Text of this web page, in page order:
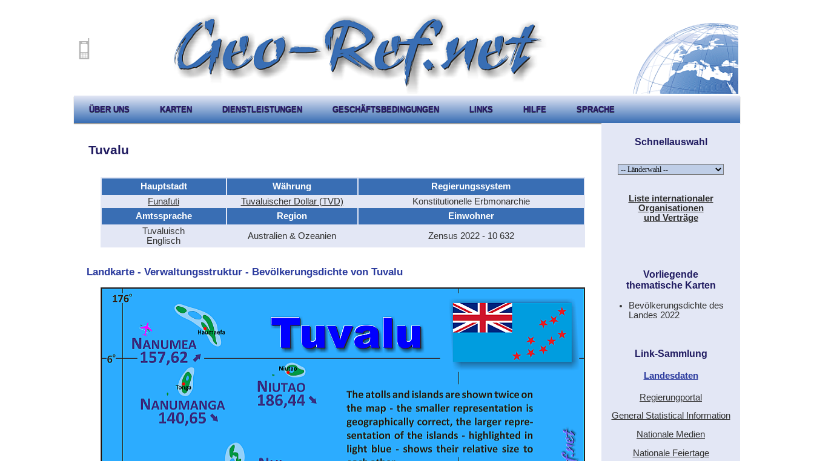
ÜBER UNS KARTEN DIENSTLEISTUNGEN GESCHÄFTSBEDINGUNGEN LINKS HILFE SPRACHE
Tuvalu
Hauptstadt Währung
Regierungssystem
Funafuti
Tuvaluischer Dollar (TVD)
Konstitutionelle Erbmonarchie
Amtssprache
Region
Einwohner
Tuvaluisch
Englisch
Australien & Ozeanien Zensus 2022 - 10 632
Landkarte - Verwaltungsstruktur - Bevölkerungsdichte von Tuvalu
Schnellauswahl
Liste internationaler
Organisationen
und Verträge
Vorliegende
thematische Karten
Bevölkerungsdichte des
Landes 2022
Link-Sammlung
Landesdaten
Regierungportal
General Statistical Information
Nationale Medien
Nationale Feiertage